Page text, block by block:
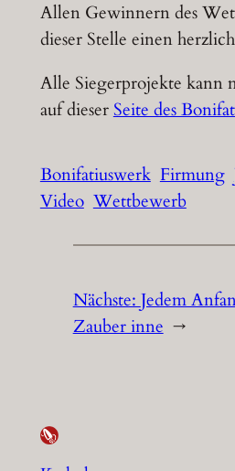
Allen Gewinnern des
dieser Stelle einen
Alle Siegerprojekte kann
auf dieserSeite des
Bonifatiuswerk Firmung
Video Wettbewerb
Nächste: Jedem
Zauber inne →